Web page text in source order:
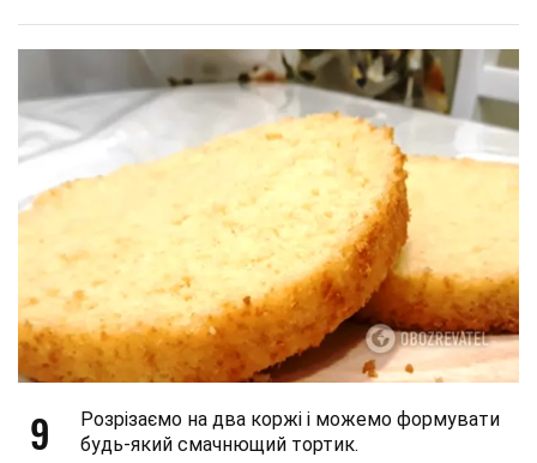
9
Розрізаємо на два коржі і можемо формувати
будь-який смачнющий тортик.